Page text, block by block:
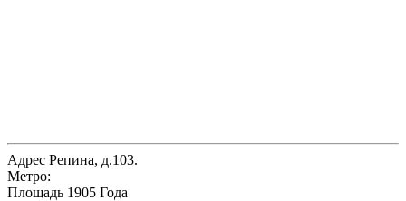
Адрес Репина, д.103.
Метро:
Площадь 1905 Года